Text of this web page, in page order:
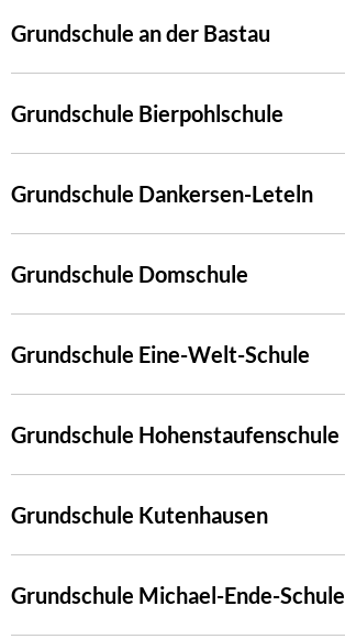
Grundschule an der Bastau
Grundschule Bierpohlschule
Grundschule Dankersen-Leteln
Grundschule Domschule
Grundschule Eine-Welt-Schule
Grundschule Hohenstaufenschule
Grundschule Kutenhausen
Grundschule Michael-Ende-Schule